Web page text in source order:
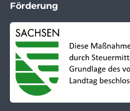
Förderung